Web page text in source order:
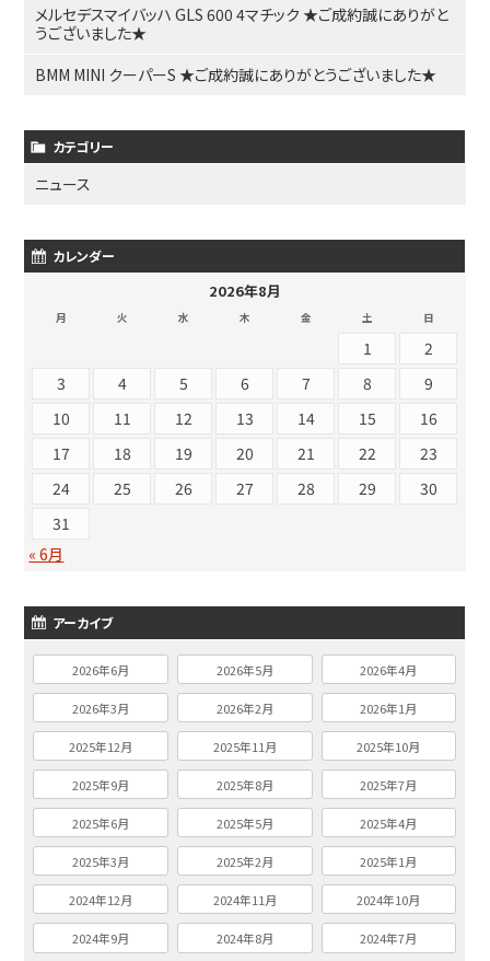
メルセデスマイバッハ GLS 600 4マチック ★ご成約誠にありがと
うございました★
BMM MINI クーパーS ★ご成約誠にありがとうございました★
カテゴリー
ニュース
カレンダー
2026年8月
月 火 水 木 金 土 日
1
2
3
4 5 6 7 8
9
10
11 12 13 14 15
16
17
18 19 20 21 22
23
24
25 26 27 28 29
30
31
« 6月
アーカイブ
2026年6月 2026年5月 2026年4月
2026年3月 2026年2月 2026年1月
2025年12月 2025年11月 2025年10月
2025年9月 2025年8月 2025年7月
2025年6月 2025年5月 2025年4月
2025年3月 2025年2月 2025年1月
2024年12月 2024年11月 2024年10月
2024年9月 2024年8月 2024年7月